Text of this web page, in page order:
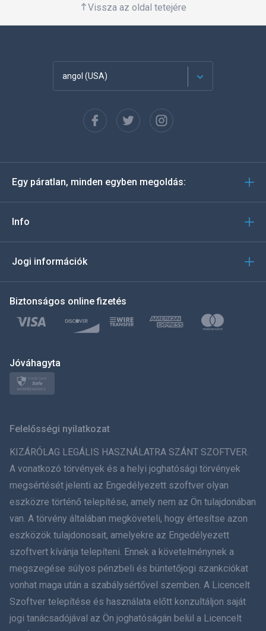
Vissza az oldal tetejére
angol (USA)
Español
Deutsch
Türkçe
Polski
ภาษาไทย
简体中文
Dansk
हिंदी
עברית
Română
Egy páratlan, minden egyben megoldás:
Info
Jogi információk
Biztonságos online fizetés
Jóváhagyta
Felelősségi nyilatkozat
KIZÁRÓLAG LEGÁLIS HASZNÁLATRA SZÁNT SZOFTVER.
A vonatkozó törvények és a helyi joghatósági törvények
megsértését jelenti az Engedélyezett szoftver olyan
eszközre történő telepítése, amely nem az Ön tulajdonában
van. A törvény általában megköveteli, hogy értesítse azon
eszközök tulajdonosait, amelyekre az Engedélyezett
szoftvert kívánja telepíteni. Ennek a követelménynek a
megszegése súlyos pénzbeli és büntetőjogi szankciókat
vonhat maga után a szabálysértővel szemben. A Licencelt
Szoftver telepítése és használata előtt konzultáljon saját
jogi tanácsadójával az Ön joghatóságán belül a Licencelt